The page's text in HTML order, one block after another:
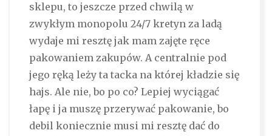
sklepu, to jeszcze przed chwilą w
zwykłym monopolu 24/7 kretyn za ladą
wydaje mi resztę jak mam zajęte ręce
pakowaniem zakupów. A centralnie pod
jego ręką leży ta tacka na której kładzie się
hajs. Ale nie, bo po co? Lepiej wyciągać
łapę i ja muszę przerywać pakowanie, bo
debil koniecznie musi mi resztę dać do